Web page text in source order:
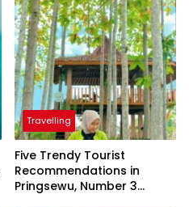
Travelling
Five Trendy Tourist
Recommendations in
Pringsewu, Number 3